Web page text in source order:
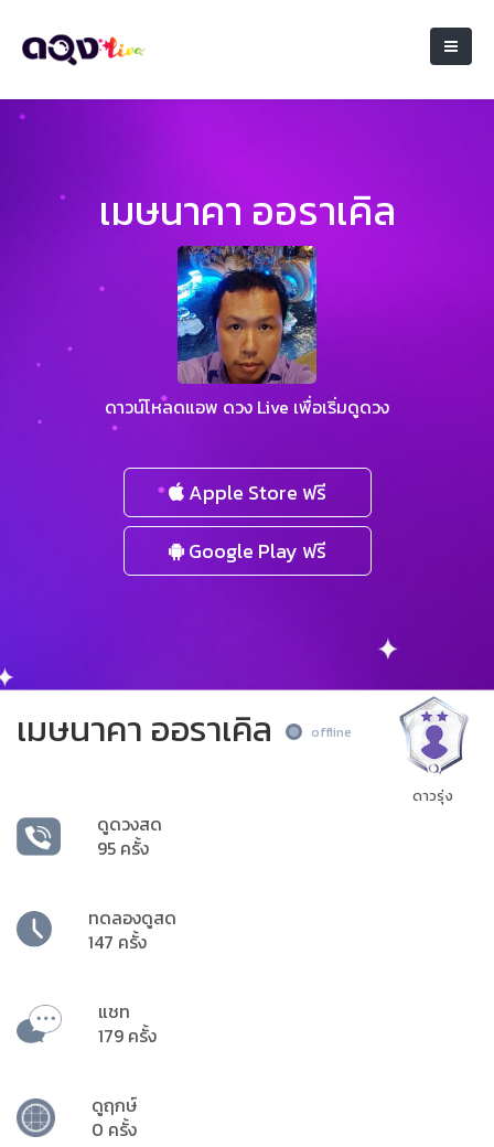
เมษนาคา ออราเคิล
ดาวน์โหลดแอพ ดวง Live เพื่อเริ่มดูดวง
Apple Store ฟรี
Google Play ฟรี
เมษนาคา ออราเคิล offline
ดูดวงสด
95 ครั้ง
ทดลองดูสด
147 ครั้ง
แชท
179 ครั้ง
ดูฤกษ์
0 ครั้ง
ดาวรุ่ง